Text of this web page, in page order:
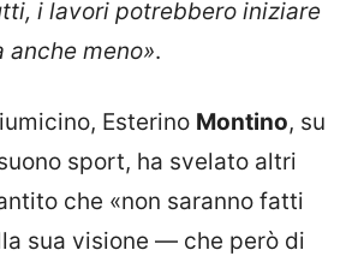
i lavori potrebbero iniziare
anche meno».
Esterino Montino, su
sport, ha svelato altri
che «non saranno fatti
sua visione — che però di